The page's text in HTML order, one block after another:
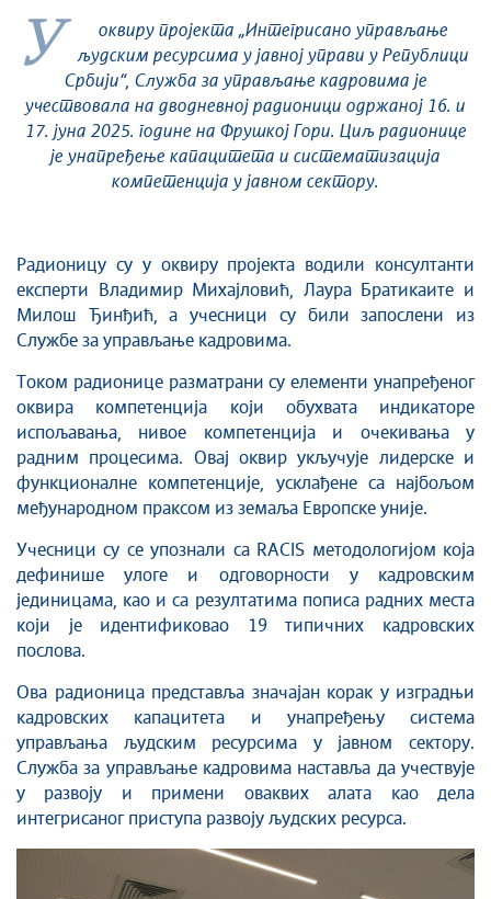
У
оквиру пројекта „Интегрисано управљање
људским ресурсима у јавној управи у Републици
Србији“, Служба за управљање кадровима је
учествовала на дводневној радионици одржаној 16. и
17. јуна 2025. године на Фрушкој Гори. Циљ радионице
је унапређење капацитета и систематизација
компетенција у јавном сектору.
Радионицу су у оквиру пројекта водили консултанти
експерти Владимир Михајловић, Лаура Братикаите и
Милош Ђинђић, а учесници су били запослени из
Службе за управљање кадровима.
Током радионице разматрани су елементи унапређеног
оквира компетенција који обухвата индикаторе
испољавања, нивое компетенција и очекивања у
радним процесима. Овај оквир укључује лидерске и
функционалне компетенције, усклађене са најбољом
међународном праксом из земаља Европске уније.
Учесници су се упознали са RACIS методологијом која
дефинише улоге и одговорности у кадровским
јединицама, као и са резултатима пописа радних места
који је идентификовао 19 типичних кадровских
послова.
Ова радионица представља значајан корак у изградњи
кадровских капацитета и унапређењу система
управљања људским ресурсима у јавном сектору.
Служба за управљање кадровима наставља да учествује
у развоју и примени оваквих алата као дела
интегрисаног приступа развоју људских ресурса.